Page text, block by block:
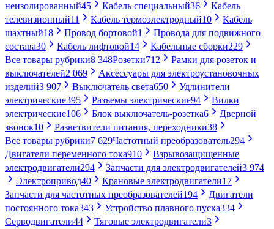
неизолированный45 Кабель специальный36
Кабель
телевизионный11 Кабель термоэлектродный10
Кабель
шахтный18 Провод бортовой1
Провода для подвижного
состава30 Кабель лифтовой14 Кабельные сборки229
Все товары рубрики8 348Розетки712
Рамки для розеток и
выключателей2 069
Аксессуары для электроустановочных
изделий3 907 Выключатель света650
Удлинители
электрические395 Разъемы электрические94
Вилки
электрические106 Блок выключатель-розетка6
Дверной
звонок10 Разветвители питания, переходники38
Все товары рубрики7 629Частотный преобразователь294
Двигатели переменного тока910
Взрывозащищенные
электродвигатели294 Запчасти для электродвигателей3 974
Электропривод40 Крановые электродвигатели17
Запчасти для частотных преобразователей194
Двигатели
постоянного тока343 Устройство плавного пуска334
Серводвигатели44 Тяговые электродвигатели3